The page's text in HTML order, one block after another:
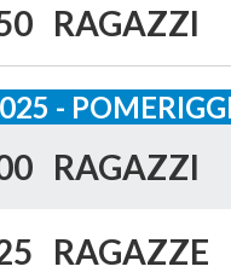
RAGAZZI
-
RAGAZZI
RAGAZZE